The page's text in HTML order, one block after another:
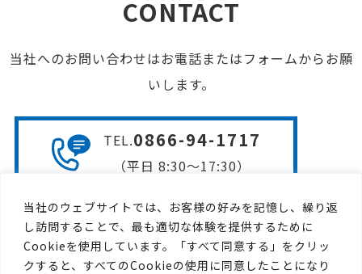
当社のウェブサイトでは、お客様の好みを記憶し、繰り返
し訪問することで、最も適切な体験を提供するために
Cookieを使用しています。「すべて同意する」をクリッ
クすると、すべてのCookieの使用に同意したことになり
CONTACT
当社へのお問い合わせはお電話またはフォームからお願
いします。
TEL.0866-94-1717
（平日 8:30〜17:30）
お問い合わせフォームは
こちら